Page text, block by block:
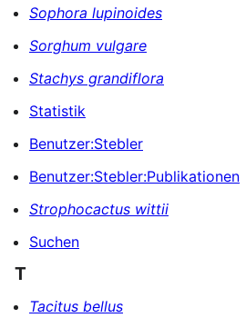
Sophora lupinoides
Sorghum vulgare
Stachys grandiflora
Statistik
Benutzer:Stebler
Benutzer:Stebler:Publikationen
Strophocactus wittii
Suchen
T
Tacitus bellus